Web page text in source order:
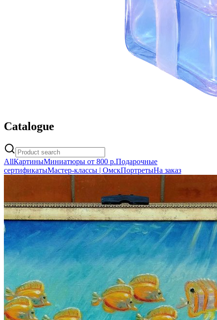
Catalogue
AllКартиныМиниатюры от 800 р.Подарочные
сертификатыМастер-классы | ОмскПортретыНа заказ